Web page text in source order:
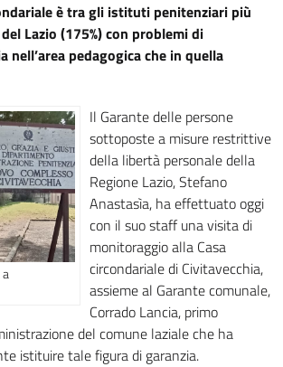
è tra gli istituti penitenziari più
Lazio (175%) con problemi di
nell’area pedagogica che in quella
Il Garante delle persone
sottoposte a misure restrittive
della libertà personale della
Regione Lazio, Stefano
Anastasìa, ha effettuato oggi
con il suo staff una visita di
monitoraggio alla Casa
circondariale di Civitavecchia,
assieme al Garante comunale,
Corrado Lancia, primo
del comune laziale che ha
istituire tale figura di garanzia.